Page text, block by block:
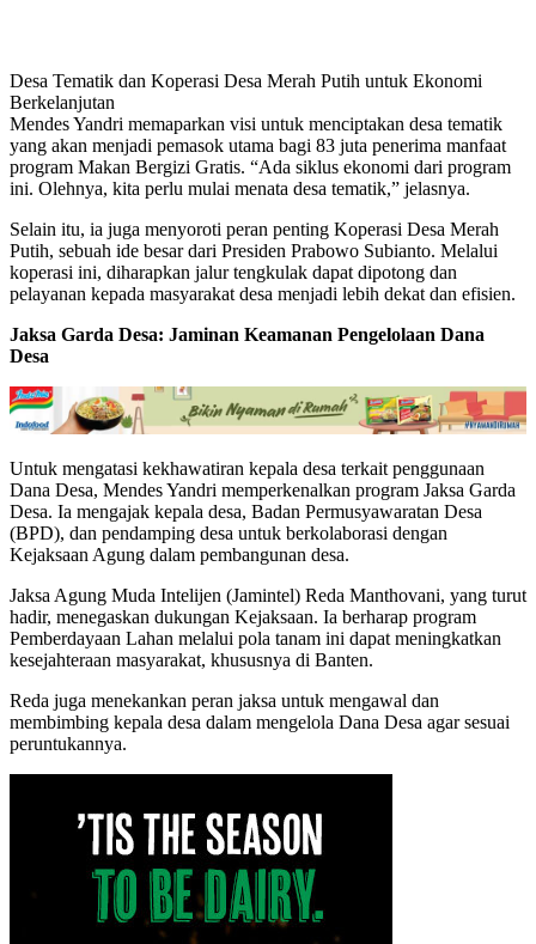
Desa Tematik dan Koperasi Desa Merah Putih untuk Ekonomi
Berkelanjutan
Mendes Yandri memaparkan visi untuk menciptakan desa tematik
yang akan menjadi pemasok utama bagi 83 juta penerima manfaat
program Makan Bergizi Gratis. “Ada siklus ekonomi dari program
ini. Olehnya, kita perlu mulai menata desa tematik,” jelasnya.
Selain itu, ia juga menyoroti peran penting Koperasi Desa Merah
Putih, sebuah ide besar dari Presiden Prabowo Subianto. Melalui
koperasi ini, diharapkan jalur tengkulak dapat dipotong dan
pelayanan kepada masyarakat desa menjadi lebih dekat dan efisien.
Jaksa Garda Desa: Jaminan Keamanan Pengelolaan Dana
Desa
Untuk mengatasi kekhawatiran kepala desa terkait penggunaan
Dana Desa, Mendes Yandri memperkenalkan program Jaksa Garda
Desa. Ia mengajak kepala desa, Badan Permusyawaratan Desa
(BPD), dan pendamping desa untuk berkolaborasi dengan
Kejaksaan Agung dalam pembangunan desa.
Jaksa Agung Muda Intelijen (Jamintel) Reda Manthovani, yang turut
hadir, menegaskan dukungan Kejaksaan. Ia berharap program
Pemberdayaan Lahan melalui pola tanam ini dapat meningkatkan
kesejahteraan masyarakat, khususnya di Banten.
Reda juga menekankan peran jaksa untuk mengawal dan
membimbing kepala desa dalam mengelola Dana Desa agar sesuai
peruntukannya.